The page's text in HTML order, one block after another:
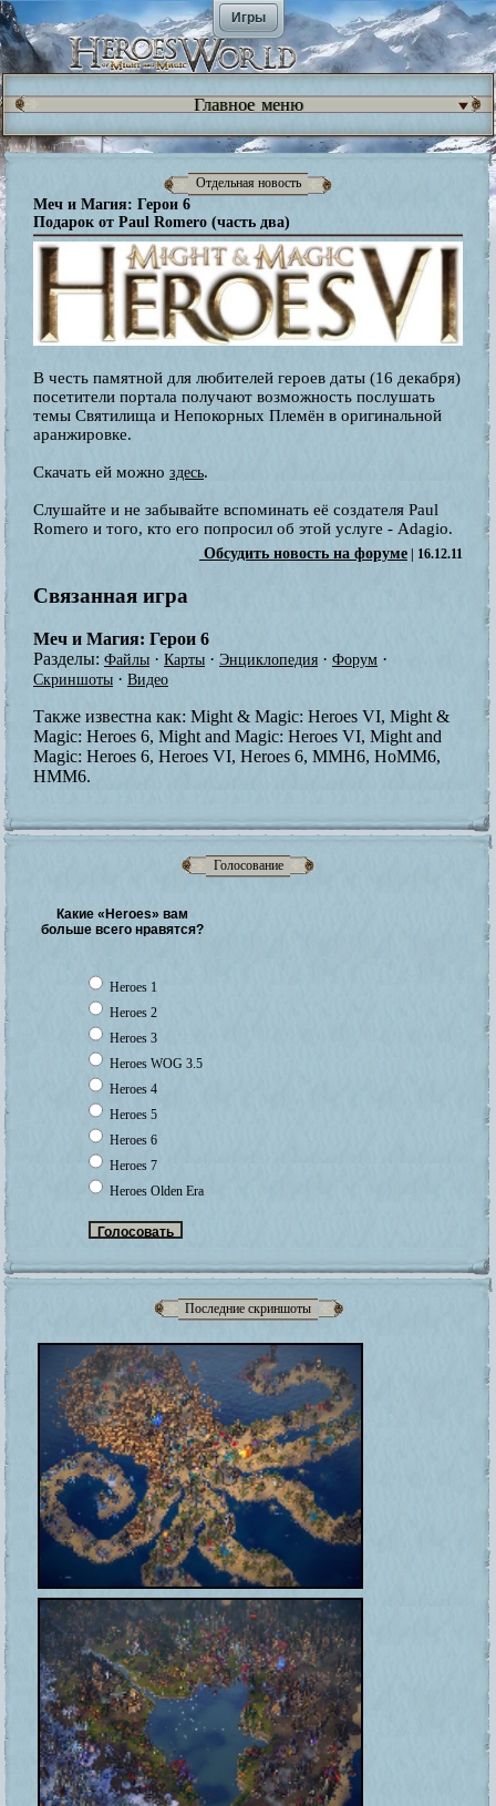
Игры
Голосование
Какие «Heroes» вам
больше всего нравятся?
Heroes 1
Heroes 2
Heroes 3
Heroes WOG 3.5
Heroes 4
Heroes 5
Heroes 6
Heroes 7
Heroes Olden Era
Последние скриншоты
Главное меню
Отдельная новость
Меч и Магия: Герои 6
Подарок от Paul Romero (часть два)
В честь памятной для любителей героев даты (16 декабря)
посетители портала получают возможность послушать
темы Святилища и Непокорных Племён в оригинальной
аранжировке.
Скачать ей можно здесь.
Слушайте и не забывайте вспоминать её создателя Paul
Romero и того, кто его попросил об этой услуге - Adagio.
Обсудить новость на форуме | 16.12.11
Связанная игра
Меч и Магия: Герои 6
Разделы: Файлы · Карты · Энциклопедия · Форум ·
Скриншоты · Видео
Также известна как: Might & Magic: Heroes VI, Might &
Magic: Heroes 6, Might and Magic: Heroes VI, Might and
Magic: Heroes 6, Heroes VI, Heroes 6, MMH6, HoMM6,
HMM6.